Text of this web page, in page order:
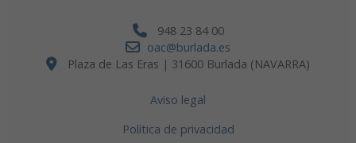
948 23 84 00
oac@burlada.es
Plaza de Las Eras | 31600 Burlada (NAVARRA)
Aviso legal
Política de privacidad